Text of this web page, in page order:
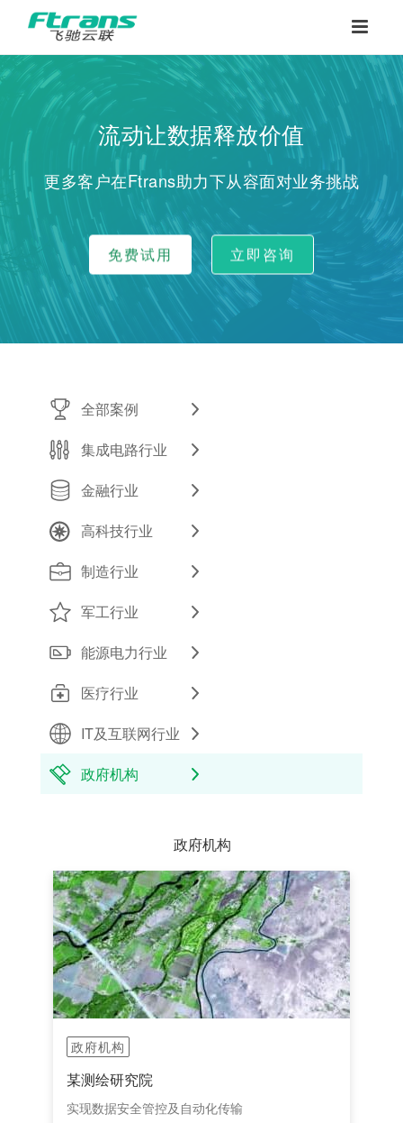
流动让数据释放价值
更多客户在Ftrans助力下从容面对业务挑战
免费试用 立即咨询
全部案例
集成电路行业
金融行业
高科技行业
制造行业
军工行业
能源电力行业
医疗行业
IT及互联网行业
政府机构
政府机构
政府机构
某测绘研究院
实现数据安全管控及自动化传输